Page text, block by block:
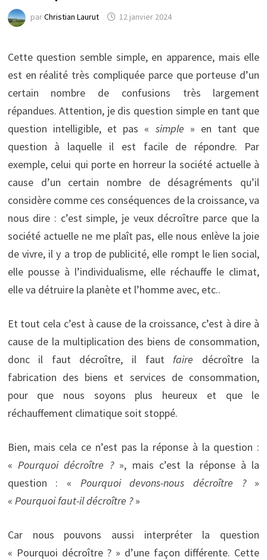
parChristian Laurut 12 janvier 2024
Cette question semble simple, en apparence, mais elle
est en réalité très compliquée parce que porteuse d’un
certain nombre de confusions très largement
répandues. Attention, je dis question simple en tant que
question intelligible, et pas « simple » en tant que
question à laquelle il est facile de répondre. Par
exemple, celui qui porte en horreur la société actuelle à
cause d’un certain nombre de désagréments qu’il
considère comme ces conséquences de la croissance, va
nous dire : c’est simple, je veux décroître parce que la
société actuelle ne me plaît pas, elle nous enlève la joie
de vivre, il y a trop de publicité, elle rompt le lien social,
elle pousse à l’individualisme, elle réchauffe le climat,
elle va détruire la planète et l’homme avec, etc..
Et tout cela c’est à cause de la croissance, c’est à dire à
cause de la multiplication des biens de consommation,
donc il faut décroître, il fautfaire décroître la
fabrication des biens et services de consommation,
pour que nous soyons plus heureux et que le
réchauffement climatique soit stoppé.
Bien, mais cela ce n’est pas la réponse à la question :
« Pourquoi décroître ?», mais c’est la réponse à la
question : « Pourquoi devons-nous décroître ?»
« Pourquoi faut-il décroître ?»
Car nous pouvons aussi interpréter la question
« Pourquoi décroître ? » d’une façon différente. Cette